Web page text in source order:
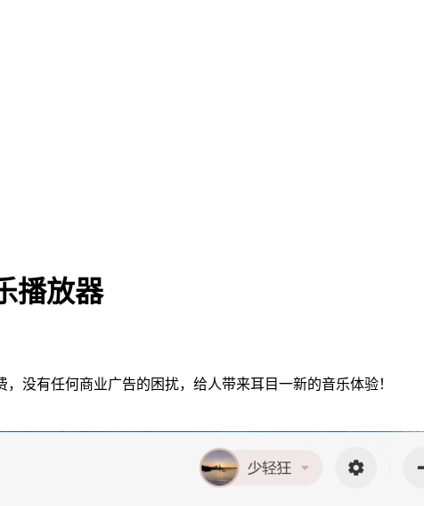
播放器
没有任何商业广告的困扰，给人带来耳目一新的音乐体验！